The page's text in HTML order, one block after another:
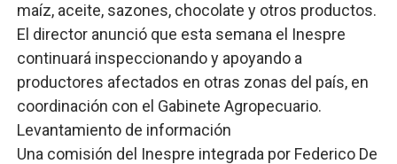
maíz, aceite, sazones, chocolate y otros productos.
El director anunció que esta semana el Inespre
continuará inspeccionando y apoyando a
productores afectados en otras zonas del país, en
coordinación con el Gabinete Agropecuario.
Levantamiento de información
Una comisión del Inespre integrada por Federico De